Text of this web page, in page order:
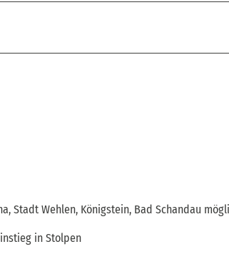
Stadt Wehlen, Königstein, Bad Schandau
in Stolpen